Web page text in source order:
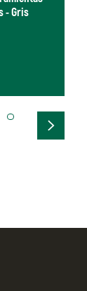
- Gris